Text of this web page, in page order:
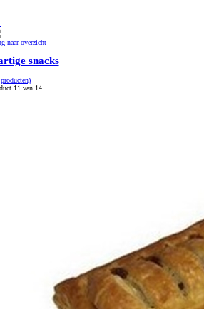
naar overzicht
snacks
11 van 14